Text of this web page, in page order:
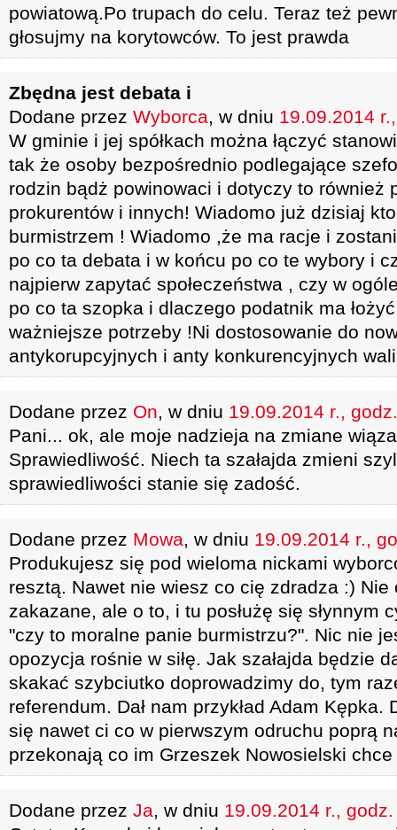
powiatową.Po trupach do celu. Teraz też
głosujmy na korytowców. To jest prawda
Zbędna jest debata i
Dodane przez Wyborca, w dniu 19.09.2014
W gminie i jej spółkach można łączyć
tak że osoby bezpośrednio podlegające
rodzin bądż powinowaci i dotyczy to również
prokurentów i innych! Wiadomo już dzisiaj
burmistrzem ! Wiadomo ,że ma racje i
po co ta debata i w końcu po co te wybory i
najpierw zapytać społeczeństwa , czy w
po co ta szopka i dlaczego podatnik ma
ważniejsze potrzeby !Ni dostosowanie do
antykorupcyjnych i anty konkurencyjnych
Dodane przez On, w dniu 19.09.2014 r.,
Pani... ok, ale moje nadzieja na zmiane
Sprawiedliwość. Niech ta szałajda zmieni
sprawiedliwości stanie się zadość.
Dodane przez Mowa, w dniu 19.09.2014 r.,
Produkujesz się pod wieloma nickami
resztą. Nawet nie wiesz co cię zdradza :)
zakazane, ale o to, i tu posłużę się słynnym
"czy to moralne panie burmistrzu?". Nic nie
opozycja rośnie w siłę. Jak szałajda będzie
skakać szybciutko doprowadzimy do, tym
referendum. Dał nam przykład Adam Kępka.
się nawet ci co w pierwszym odruchu poprą
przekonają co im Grzeszek Nowosielski
Dodane przez Ja, w dniu 19.09.2014 r.,